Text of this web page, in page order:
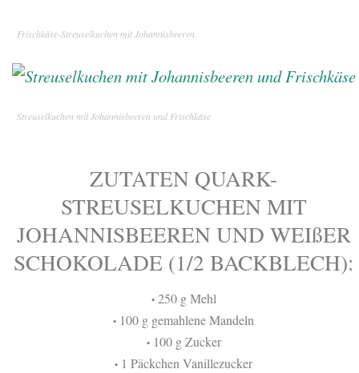
Frischkäse-Streuselkuchen mit Johannisbeeren
Streuselkuchen mit Johannisbeeren und Frischkäse
ZUTATEN QUARK-
STREUSELKUCHEN MIT
JOHANNISBEEREN UND WEIßER
SCHOKOLADE (1/2 BACKBLECH):
•250 g Mehl
• 100 g gemahlene Mandeln
•100 g Zucker
• 1 Päckchen Vanillezucker